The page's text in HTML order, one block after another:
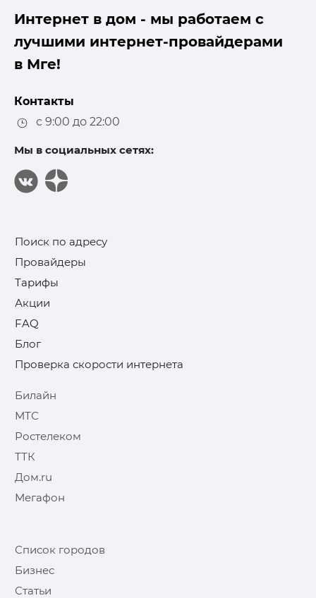
Интернет в дом - мы работаем с
лучшими интернет-провайдерами
в Мге!
Контакты
с 9:00 до 22:00
Мы в социальных сетях:
Поиск по адресу
Провайдеры
Тарифы
Акции
FAQ
Блог
Проверка скорости интернета
Билайн
МТС
Ростелеком
ТТК
Дом.ru
Мегафон
Список городов
Бизнес
Статьи